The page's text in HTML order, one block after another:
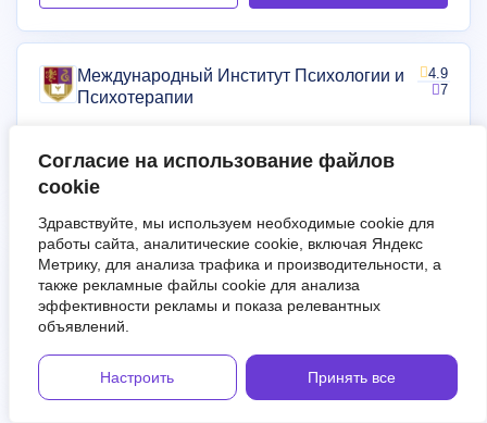
Согласие на использование файлов
cookie
Здравствуйте, мы используем необходимые cookie для
работы сайта, аналитические cookie, включая Яндекс
Метрику, для анализа трафика и производительности, а
также рекламные файлы cookie для анализа
эффективности рекламы и показа релевантных
объявлений.
Настроить Принять все
Международный Институт Психологии и
Психотерапии
4.9
7
На сайт школы
Международная Школа Профессий
4.4
Подробнее На сайт школы
Skillbox
1